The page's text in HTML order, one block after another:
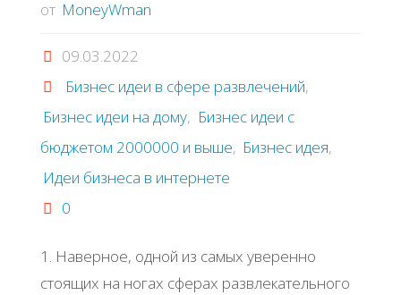
от MoneyWman
09.03.2022
Бизнес идеи в сфере развлечений,
Бизнес идеи на дому, Бизнес идеи с
бюджетом 2000000 и выше, Бизнес идея,
Идеи бизнеса в интернете
0
1. Наверное, одной из самых уверенно
стоящих на ногах сферах развлекательного